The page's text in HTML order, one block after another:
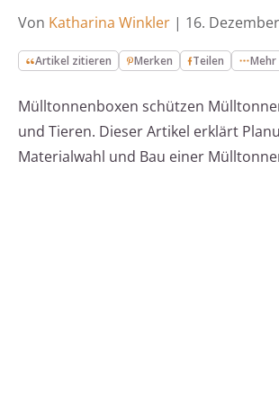
Von Katharina Winkler | 16.
Artikel zitieren Merken Teilen Mehr
Mülltonnenboxen schützen
und Tieren. Dieser Artikel erklärt
Materialwahl und Bau einer